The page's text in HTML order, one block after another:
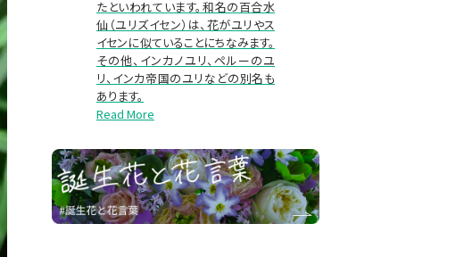
たといわれています。和名の百合水
仙（ユリズイセン）は、花がユリやス
イセンに似ていることにちなみます。
その他、インカノユリ、ペルーのユ
リ、インカ帝国のユリなどの別名も
あります。
Read More